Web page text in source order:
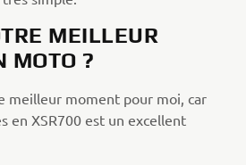
MEILLEUR
MOTO ?
meilleur moment pour moi, car
en XSR700 est un excellent